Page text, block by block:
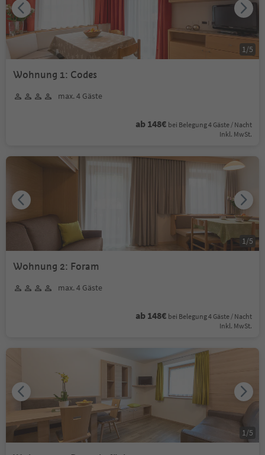
Wohnung 1: Codes
max. 4 Gäste
ab 148€ bei Belegung 4 Gäste / Nacht
Inkl. MwSt.
1/5
Wohnung 2: Foram
max. 4 Gäste
ab 148€ bei Belegung 4 Gäste / Nacht
Inkl. MwSt.
1/5
1/5